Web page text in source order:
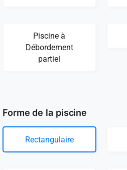
Piscine à
Débordement
partiel
Forme de la piscine
Rectangulaire